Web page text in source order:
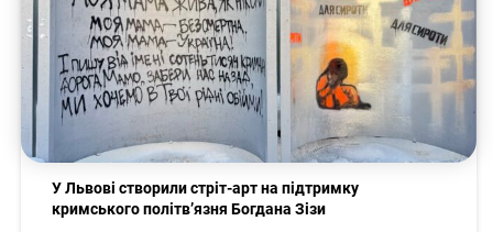
У Львові створили стріт-арт на підтримку
кримського політв’язня Богдана Зізи